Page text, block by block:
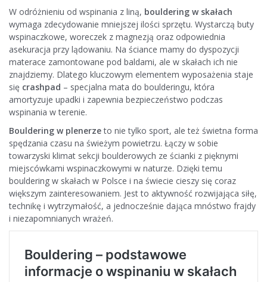
W odróżnieniu od wspinania z liną, bouldering w skałach
wymaga zdecydowanie mniejszej ilości sprzętu. Wystarczą buty
wspinaczkowe, woreczek z magnezją oraz odpowiednia
asekuracja przy lądowaniu. Na ściance mamy do dyspozycji
materace zamontowane pod baldami, ale w skałach ich nie
znajdziemy. Dlatego kluczowym elementem wyposażenia staje
się crashpad – specjalna mata do boulderingu, która
amortyzuje upadki i zapewnia bezpieczeństwo podczas
wspinania w terenie.
Bouldering w plenerzeto nie tylko sport, ale też świetna forma
spędzania czasu na świeżym powietrzu. Łączy w sobie
towarzyski klimat sekcji boulderowych ze ścianki z pięknymi
miejscówkami wspinaczkowymi w naturze. Dzięki temu
bouldering w skałach w Polsce i na świecie cieszy się coraz
większym zainteresowaniem. Jest to aktywność rozwijająca siłę,
technikę i wytrzymałość, a jednocześnie dająca mnóstwo frajdy
i niezapomnianych wrażeń.